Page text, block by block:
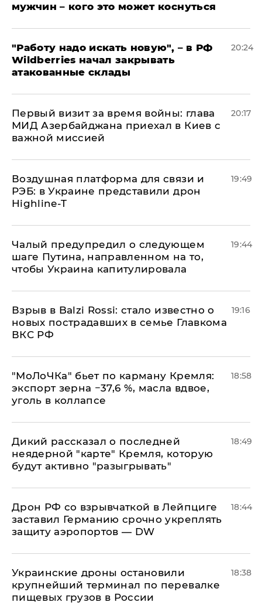
мужчин – кого это может коснуться
"Работу надо искать новую", – в РФ
Wildberries начал закрывать
атакованные склады
20:24
Первый визит за время войны: глава
МИД Азербайджана приехал в Киев с
важной миссией
20:17
Воздушная платформа для связи и
РЭБ: в Украине представили дрон
Highline-T
19:49
Чалый предупредил о следующем
шаге Путина, направленном на то,
чтобы Украина капитулировала
19:44
Взрыв в Balzi Rossi: стало известно о
новых пострадавших в семье Главкома
ВКС РФ
19:16
​"МоЛоЧКа" бьет по карману Кремля:
экспорт зерна −37,6 %, масла вдвое,
уголь в коллапсе
18:58
Дикий рассказал о последней
неядерной "карте" Кремля, которую
будут активно "разыгрывать"
18:49
​Дрон РФ со взрывчаткой в Лейпциге
заставил Германию срочно укреплять
защиту аэропортов — DW
18:44
Украинские дроны остановили
крупнейший терминал по перевалке
пищевых грузов в России
18:38